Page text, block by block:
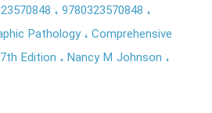
9780323570848
Pathology Comprehensive
Edition
Nancy M Johnson